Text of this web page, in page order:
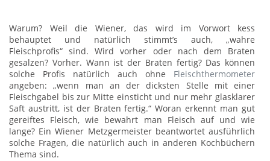
Warum? Weil die Wiener, das wird im Vorwort kess
behauptet und natürlich stimmt’s auch, „wahre
Fleischprofis“ sind. Wird vorher oder nach dem Braten
gesalzen? Vorher. Wann ist der Braten fertig? Das können
solche Profis natürlich auch ohne Fleischthermometer
angeben: „wenn man an der dicksten Stelle mit einer
Fleischgabel bis zur Mitte einsticht und nur mehr glasklarer
Saft austritt, ist der Braten fertig.“ Woran erkennt man gut
gereiftes Fleisch, wie bewahrt man Fleisch auf und wie
lange? Ein Wiener Metzgermeister beantwortet ausführlich
solche Fragen, die natürlich auch in anderen Kochbüchern
Thema sind.